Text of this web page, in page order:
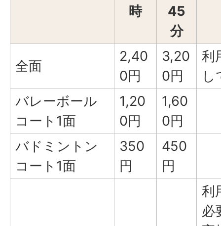
時
45
分
全面
2,40
0円
3,20
0円
利
し
バレーボール
コート1面
1,20
0円
1,60
0円
バドミントン
コート1面
350
円
450
円
利
必